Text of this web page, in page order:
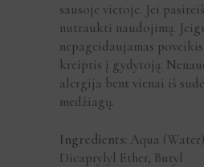
sausoje vietoje. Jei
nutraukti naudojimą.
nepageidaujamas
kreiptis į gydytoją.
alergija bent vienai iš
medžiagų.
Ingredients: Aqua
Dicaprylyl Ether, Butyl